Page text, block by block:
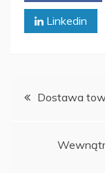
Linkedin
Nawigacja
Dostawa